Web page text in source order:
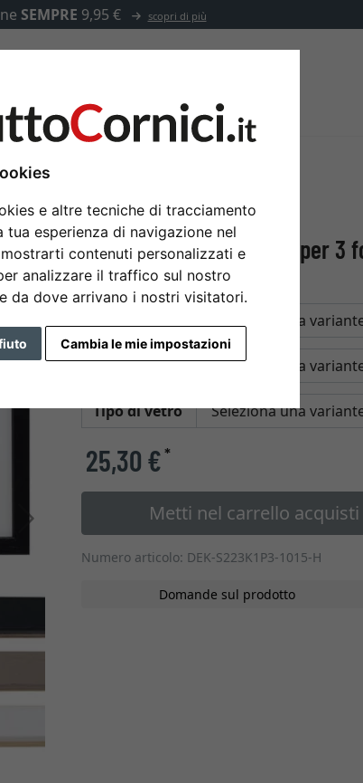
e altre tecniche di tracciamento
tua esperienza di navigazione nel
contenuti personalizzati e
analizzare il traffico sul nostro
da dove arrivano i nostri visitatori.
Cambia le mie impostazioni
SEMPRE 9,95 € scopri di più
Accessori
Avanti
Portafoto multiplo Hugo per 3
Colore
Tipo di vetro
25,30 €*
Metti nel carrello acquisti
Numero articolo: DEK-S223K1P3-1015-H
Domande sul prodotto